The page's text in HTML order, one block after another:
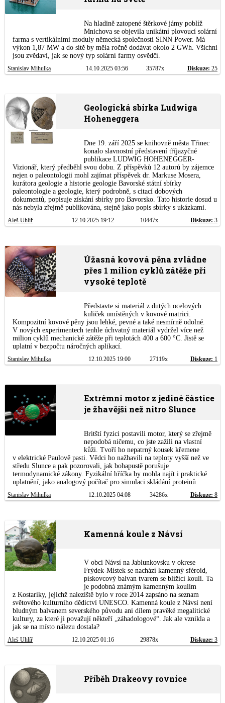
Na hladině zatopené štěrkové jámy poblíž
Mnichova se objevila unikátní plovoucí solární
farma s vertikálními moduly německá společnosti SINN Power. Má
výkon 1,87 MW a do sítě by měla ročně dodávat okolo 2 GWh. Všichni
jsou zvědaví, jak se nový typ solární farmy osvědčí.
Stanislav Mihulka 14.10.2025 03:56 35787x Diskuze: 25
Geologická sbírka Ludwiga
Hoheneggera
Dne 19. září 2025 se knihovně města Třinec
konalo slavnostní představení tříjazyčné
publikace LUDWIG HOHENEGGER-
Vizionář, který předběhl svou dobu. Z příspěvků 12 autorů by zájemce
nejen o paleontologii mohl zajímat příspěvek dr. Markuse Mosera,
kurátora geologie a historie geologie Bavorské státní sbírky
paleontologie a geologie, který podrobně, s citací dobových
dokumentů, popisuje získání sbírky pro Bavorsko. Tato historie dosud u
nás nebyla zřejmě publikována, stejně jako popis sbírky s ukázkami.
Aleš Uhlíř 12.10.2025 19:12 10447x Diskuze: 3
Úžasná kovová pěna zvládne
přes 1 milion cyklů zátěže při
vysoké teplotě
Představte si materiál z dutých ocelových
kuliček umístěných v kovové matrici.
Kompozitní kovové pěny jsou lehké, pevné a také nesmírně odolné.
V nových experimentech tenhle úchvatný materiál vydržel více než
milion cyklů mechanické zátěže při teplotách 400 a 600 °C. Jistě se
uplatní v bezpočtu náročných aplikací.
Stanislav Mihulka 12.10.2025 19:00 27119x Diskuze: 1
Extrémní motor z jediné částice
je žhavější než nitro Slunce
Britští fyzici postavili motor, který se zřejmě
nepodobá ničemu, co jste zažili na vlastní
kůži. Tvoří ho nepatrný kousek křemene
v elektrické Paulově pasti. Vědci ho nažhavili na teploty vyšší než ve
středu Slunce a pak pozorovali, jak bohapustě porušuje
termodynamické zákony. Fyzikální hříčka by mohla najít i praktické
uplatnění, jako analogový počítač pro simulaci skládání proteinů.
Stanislav Mihulka 12.10.2025 04:08 34286x Diskuze: 8
Kamenná koule z Návsí
V obci Návsí na Jablunkovsku v okrese
Frýdek-Místek se nachází kamenný sféroid,
pískovcový balvan tvarem se blížící kouli. Ta
je podobná známým kamenným koulím
z Kostariky, jejichž naleziště bylo v roce 2014 zapsáno na seznam
světového kulturního dědictví UNESCO. Kamenná koule z Návsí není
bludným balvanem severského původu ani dílem pravěké megalitické
kultury, za které ji považují někteří „záhadologové“. Jak ale vznikla a
jak se na místo nálezu dostala?
Aleš Uhlíř 12.10.2025 01:16 29878x Diskuze: 3
Příběh Drakeovy rovnice